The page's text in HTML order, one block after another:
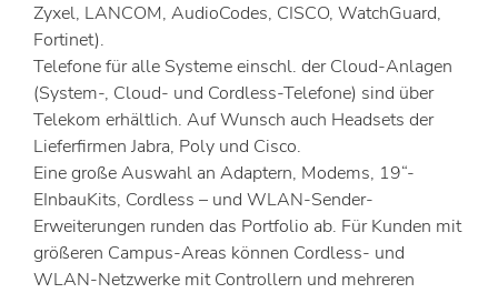
Zyxel, LANCOM, AudioCodes, CISCO, WatchGuard,
Fortinet).
Telefone für alle Systeme einschl. der Cloud-Anlagen
(System-, Cloud- und Cordless-Telefone) sind über
Telekom erhältlich. Auf Wunsch auch Headsets der
Lieferfirmen Jabra, Poly und Cisco.
Eine große Auswahl an Adaptern, Modems, 19“-
EInbauKits, Cordless – und WLAN-Sender-
Erweiterungen runden das Portfolio ab. Für Kunden mit
größeren Campus-Areas können Cordless- und
WLAN-Netzwerke mit Controllern und mehreren